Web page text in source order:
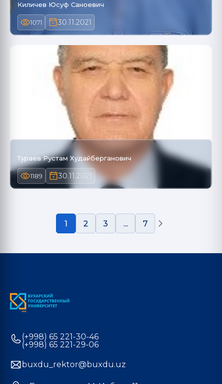
Киличев Юсуф Саноевич
1071 30.11.2021
Тураев Рустам Худайберганович
1189 30.11.2021
1 2 3 ... 7
(+998) 65 221-30-46
(+998) 65 221-29-06
buxdu_rektor@buxdu.uz